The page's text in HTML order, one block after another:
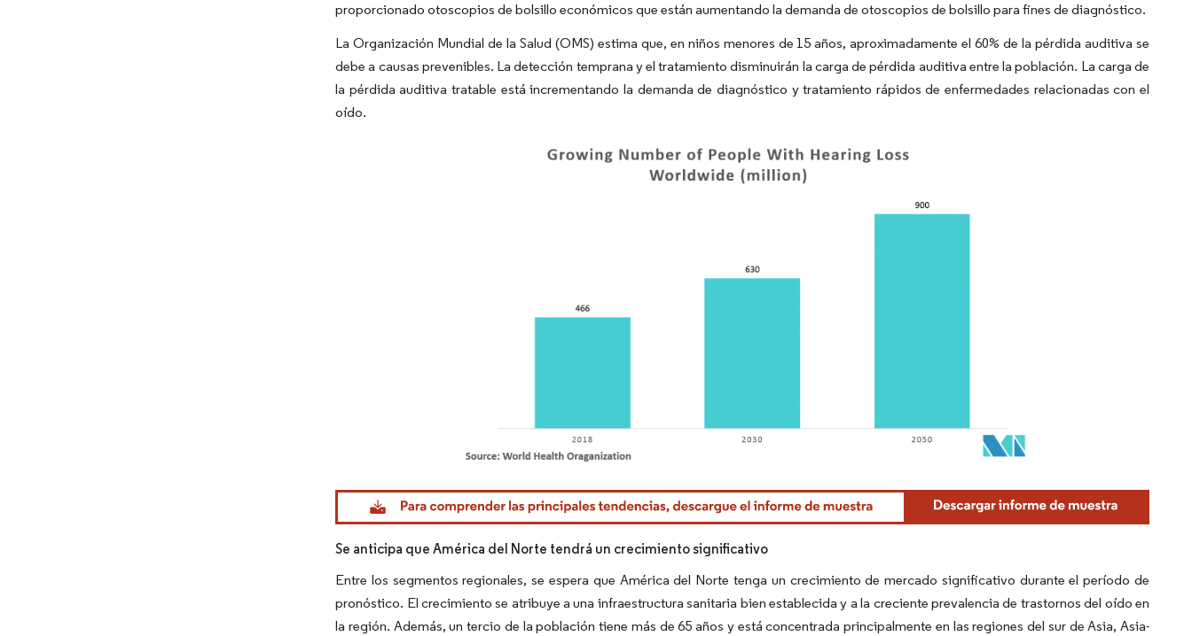
proporcionado otoscopios de bolsillo económicos que están aumentando la demanda de otoscopios de bolsillo para fines de diagnóstico.
La Organización Mundial de la Salud (OMS) estima que, en niños menores de 15 años, aproximadamente el 60% de la pérdida auditiva se
debe a causas prevenibles. La detección temprana y el tratamiento disminuirán la carga de pérdida auditiva entre la población. La carga de
la pérdida auditiva tratable está incrementando la demanda de diagnóstico y tratamiento rápidos de enfermedades relacionadas con el
oído.
Imagen © Mordor Intelligence. El uso requiere atribución según CC BY 4.0.
Se anticipa que América del Norte tendrá un crecimiento significativo
Entre los segmentos regionales, se espera que América del Norte tenga un crecimiento de mercado significativo durante el período de
pronóstico. El crecimiento se atribuye a una infraestructura sanitaria bien establecida y a la creciente prevalencia de trastornos del oído en
la región. Además, un tercio de la población tiene más de 65 años y está concentrada principalmente en las regiones del sur de Asia, Asia-